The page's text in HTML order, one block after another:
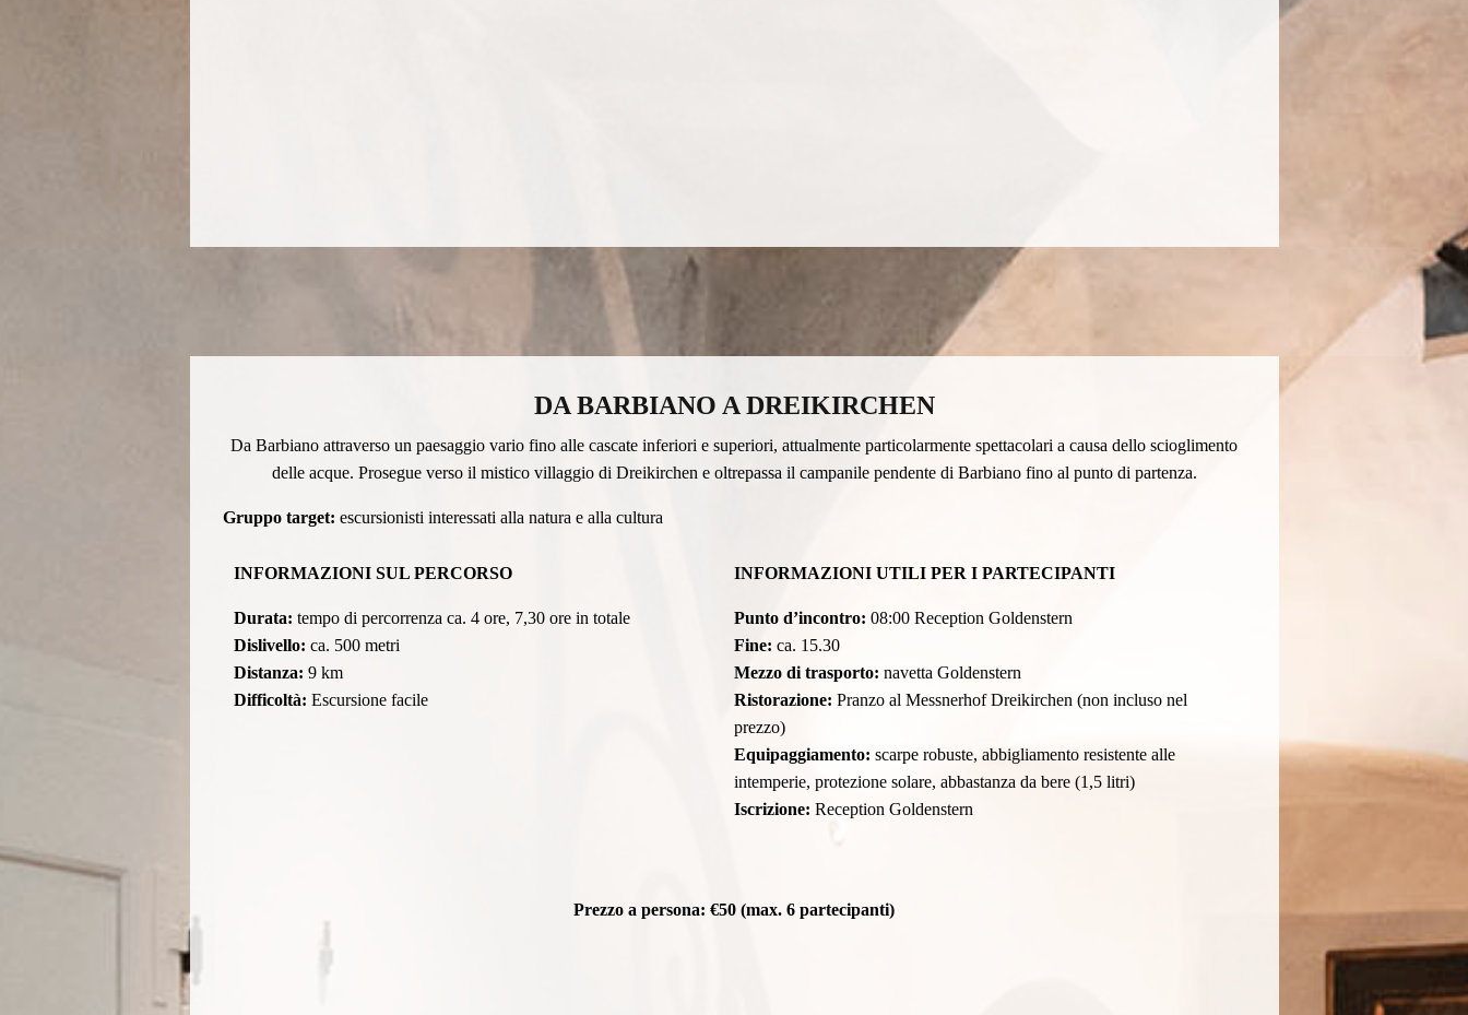
DA BARBIANO A DREIKIRCHEN
Da Barbiano attraverso un paesaggio vario fino alle cascate inferiori e superiori, attualmente particolarmente spettacolari a causa dello scioglimento
delle acque. Prosegue verso il mistico villaggio di Dreikirchen e oltrepassa il campanile pendente di Barbiano fino al punto di partenza.
Gruppo target: escursionisti interessati alla natura e alla cultura
INFORMAZIONI SUL PERCORSO
Durata: tempo di percorrenza ca. 4 ore, 7,30 ore in totale
Dislivello: ca. 500 metri
Distanza: 9 km
Difficoltà: Escursione facile
INFORMAZIONI UTILI PER I PARTECIPANTI
Punto d’incontro: 08:00 Reception Goldenstern
Fine: ca. 15.30
Mezzo di trasporto: navetta Goldenstern
Ristorazione: Pranzo al Messnerhof Dreikirchen (non incluso nel
prezzo)
Equipaggiamento: scarpe robuste, abbigliamento resistente alle
intemperie, protezione solare, abbastanza da bere (1,5 litri)
Iscrizione: Reception Goldenstern
Prezzo a persona: €50 (max. 6 partecipanti)